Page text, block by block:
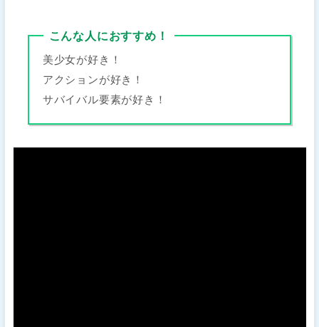
こんな人におすすめ！
美少女が好き！
アクションが好き！
サバイバル要素が好き！